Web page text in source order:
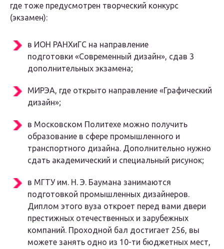
где тоже предусмотрен творческий конкурс
(экзамен):
в ИОН РАНХиГС на направление
подготовки «Современный дизайн», сдав 3
дополнительных экзамена;
МИРЭА, где открыто направление «Графический
дизайн»;
в Московском Политехе можно получить
образование в сфере промышленного и
транспортного дизайна. Дополнительно нужно
сдать академический и специальный рисунок;
в МГТУ им. Н. Э. Баумана занимаются
подготовкой промышленных дизайнеров.
Диплом этого вуза откроет перед вами двери
престижных отечественных и зарубежных
компаний. Проходной бал достигает 256, вы
можете занять одно из 10-ти бюджетных мест,